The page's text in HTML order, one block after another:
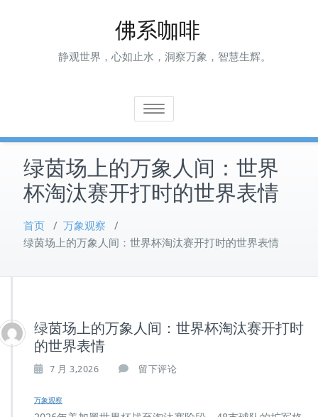
佛系咖啡
静观世界，心如止水，洞察万象，智慧生辉。
Toggle navigation
绿茵场上的万象人间：世界
杯淘汰赛开打时的世界表情
首页 / 万象观察 /
绿茵场上的万象人间：世界杯淘汰赛开打时的世界表情
绿茵场上的万象人间：世界杯淘汰赛开打时
的世界表情
7 月 3,2026 留下评论
万象观察